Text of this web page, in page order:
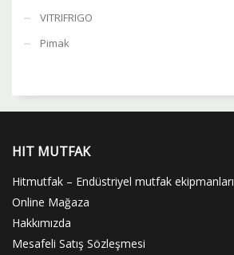
VITRIFRIGO
Pimak
HIT MUTFAK
Hitmutfak – Endüstriyel mutfak ekipmanları
Online Mağaza
Hakkımızda
Mesafeli Satış Sözleşmesi